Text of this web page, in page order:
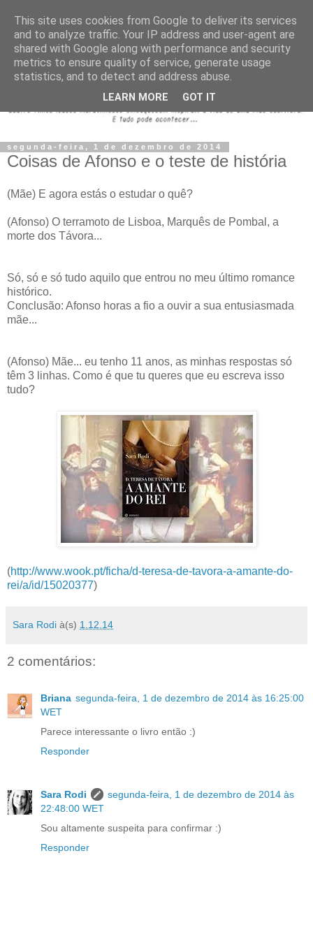
segunda-feira, 1 de dezembro de 2014
Coisas de Afonso e o teste de história
(Mãe) E agora estás o estudar o quê?
(Afonso) O terramoto de Lisboa, Marquês de Pombal, a
morte dos Távora...
Só, só e só tudo aquilo que entrou no meu último romance
histórico.
Conclusão: Afonso horas a fio a ouvir a sua entusiasmada
mãe...
(Afonso) Mãe... eu tenho 11 anos, as minhas respostas só
têm 3 linhas. Como é que tu queres que eu escreva isso
tudo?
(http://www.wook.pt/ficha/d-teresa-de-tavora-a-amante-do-
rei/a/id/15020377)
Sara Rodi à(s) 1.12.14
2 comentários:
Briana segunda-feira, 1 de dezembro de 2014 às 16:25:00
WET
Parece interessante o livro então :)
Responder
Sara Rodi
segunda-feira, 1 de dezembro de 2014 às
22:48:00 WET
Sou altamente suspeita para confirmar :)
Responder
This site uses cookies from Google to deliver its services
and to analyze traffic. Your IP address and user-agent are
shared with Google along with performance and security
metrics to ensure quality of service, generate usage
statistics, and to detect and address abuse.
LEARN MORE GOT IT